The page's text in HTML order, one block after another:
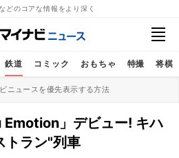
どのコアな情報をより深く
鉄道 コミック おもちゃ 特撮 将棋
ニュースを優先表示する方法
」デビュー! キハ
トラン"列車